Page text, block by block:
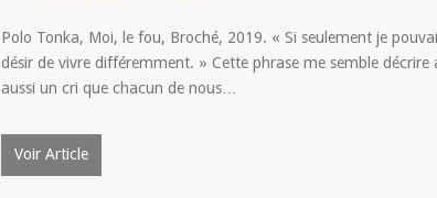
Polo Tonka, Moi, le fou, Broché, 2019. « Si seulement je
désir de vivre différemment. » Cette phrase me semble décrire
aussi un cri que chacun de nous…
Voir Article